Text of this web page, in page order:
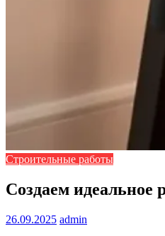
Строительные работы
Создаем идеальное
26.09.2025 admin